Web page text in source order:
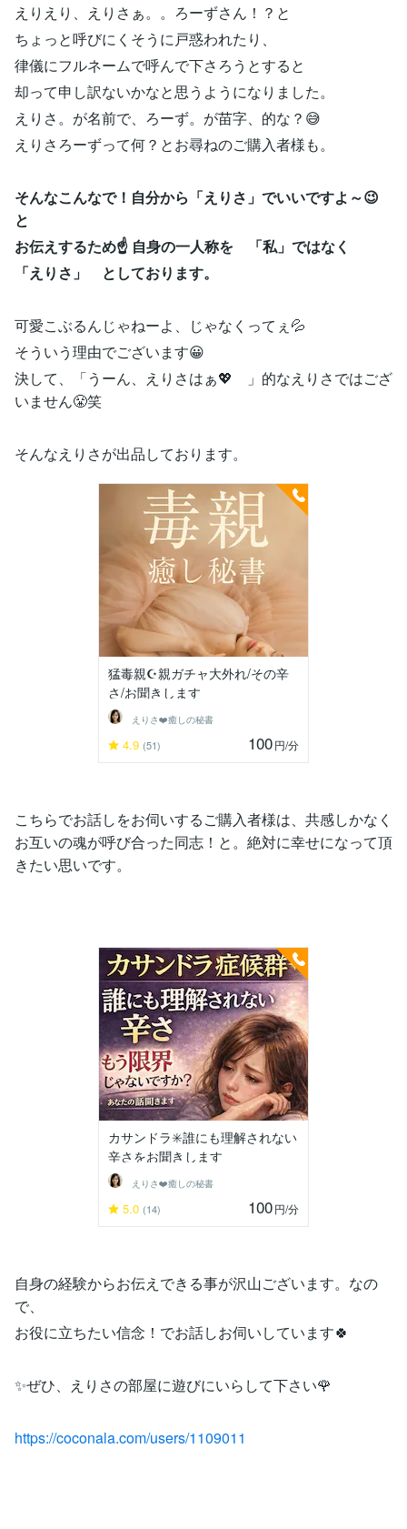
えりえり、えりさぁ。。ろーずさん！？と
ちょっと呼びにくそうに戸惑われたり、
律儀にフルネームで呼んで下さろうとすると
却って申し訳ないかなと思うようになりました。
えりさ。が名前で、ろーず。が苗字、的な？😅
えりさろーずって何？とお尋ねのご購入者様も。
そんなこんなで！自分から「えりさ」でいいですよ～😉
と
お伝えするため☝️ 自身の一人称を 「私」ではなく
「えりさ」 としております。
可愛こぶるんじゃねーよ、じゃなくってぇ💦
そういう理由でございます😀
決して、「うーん、えりさはぁ💖 」的なえりさではござ
いません😤笑
そんなえりさが出品しております。
猛毒親☪️親ガチャ大外れ/その辛
さ/お聞きします
えりさ❤️癒しの秘書
4.9 (51) 100円/分
こちらでお話しをお伺いするご購入者様は、共感しかなく
お互いの魂が呼び合った同志！と。絶対に幸せになって頂
きたい思いです。
カサンドラ✳️誰にも理解されない
辛さをお聞きします
えりさ❤️癒しの秘書
5.0 (14) 100円/分
自身の経験からお伝えできる事が沢山ございます。なの
で、
お役に立ちたい信念！でお話しお伺いしています🍀
✨ぜひ、えりさの部屋に遊びにいらして下さい🌹
https://coconala.com/users/1109011